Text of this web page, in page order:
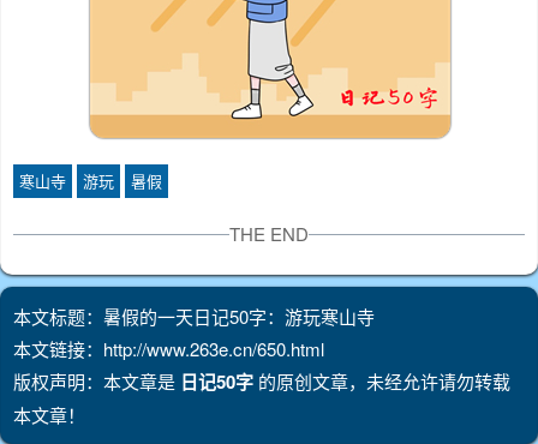
寒山寺 游玩 暑假
THE END
本文标题：暑假的一天日记50字：游玩寒山寺
本文链接：http://www.263e.cn/650.html
版权声明：本文章是 日记50字 的原创文章，未经允许请勿转载
本文章！